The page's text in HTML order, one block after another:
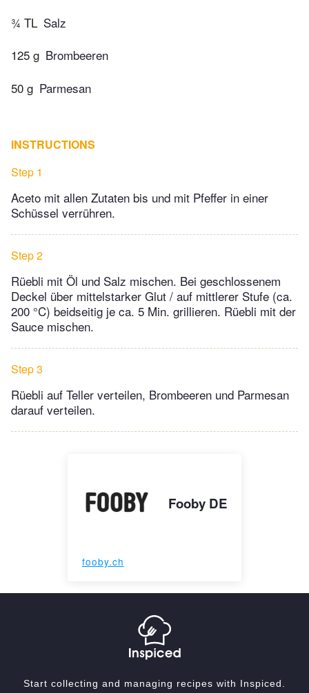
¾ TL Salz
125 g Brombeeren
50 g Parmesan
INSTRUCTIONS
Step 1
Aceto mit allen Zutaten bis und mit Pfeffer in einer
Schüssel verrühren.
Step 2
Rüebli mit Öl und Salz mischen. Bei geschlossenem
Deckel über mittelstarker Glut / auf mittlerer Stufe (ca.
200 °C) beidseitig je ca. 5 Min. grillieren. Rüebli mit der
Sauce mischen.
Step 3
Rüebli auf Teller verteilen, Brombeeren und Parmesan
darauf verteilen.
Fooby DE
fooby.ch
Start collecting and managing recipes with Inspiced.